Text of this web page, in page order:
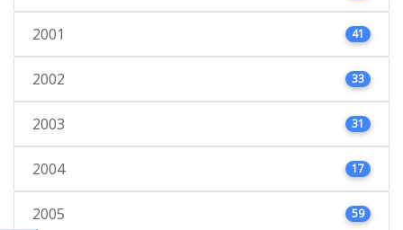
2001 41
2002 33
2003 31
2004 17
2005 59